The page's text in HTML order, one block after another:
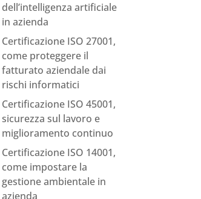
dell’intelligenza artificiale
in azienda
Certificazione ISO 27001,
come proteggere il
fatturato aziendale dai
rischi informatici
Certificazione ISO 45001,
sicurezza sul lavoro e
miglioramento continuo
Certificazione ISO 14001,
come impostare la
gestione ambientale in
azienda